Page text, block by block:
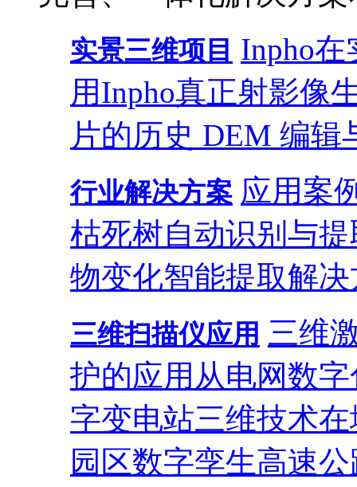
实景三维项目 Inpho
用Inpho真正射影像
片的历史 DEM 编辑
行业解决方案 应用案
枯死树自动识别与提
物变化智能提取解
三维扫描仪应用 三维
护的应用 从电网数
字变电站三维技术
园区数字孪生高速